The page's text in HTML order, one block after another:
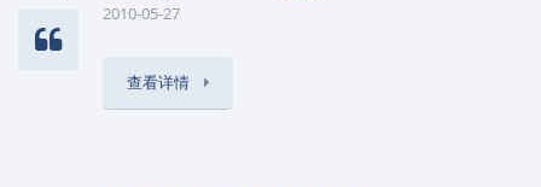
2010-05-27
查看详情